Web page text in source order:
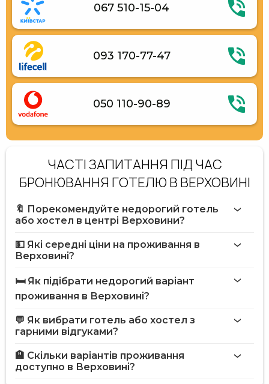
067 510-15-04
093 170-77-47
050 110-90-89
ЧАСТІ ЗАПИТАННЯ ПІД ЧАС
БРОНЮВАННЯ ГОТЕЛЮ В ВЕРХОВИНІ
🔖 Порекомендуйте недорогий готель
або хостел в центрі Верховини?
💵 Які середні ціни на проживання в
Верховині?
🛏️ Як підібрати недорогий варіант
проживання в Верховині?
💬 Як вибрати готель або хостел з
гарними відгуками?
🏨 Скільки варіантів проживання
доступно в Верховині?